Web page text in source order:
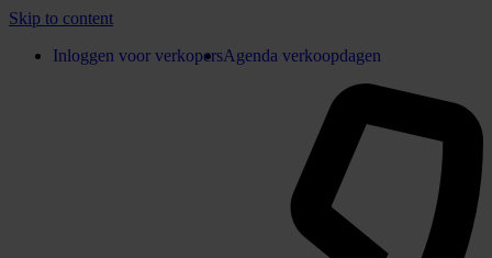
Skip to content
Inloggen voor verkopersAgenda verkoopdagen